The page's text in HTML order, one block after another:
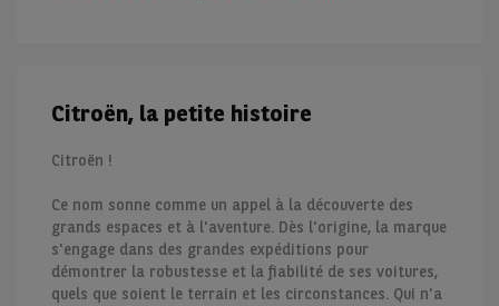
Citroën, la petite histoire
Citroën !
Ce nom sonne comme un appel à la découverte des
grands espaces et à l'aventure. Dès l'origine, la marque
s'engage dans des grandes expéditions pour
démontrer la robustesse et la fiabilité de ses voitures,
quels que soient le terrain et les circonstances. Qui n'a